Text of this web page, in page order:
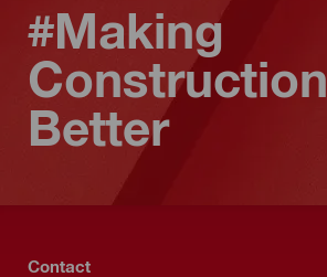
#Making
Construction
Better
Contact